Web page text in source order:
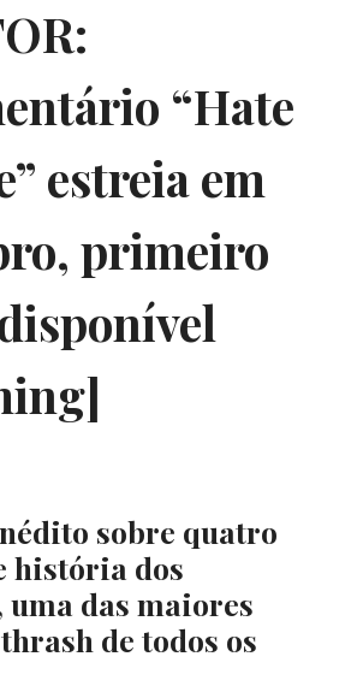
“Hate
estreia em
primeiro
sobre quatro
história dos
uma das maiores
de todos os